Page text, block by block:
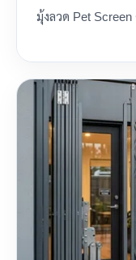
มุ้งลวด Pet